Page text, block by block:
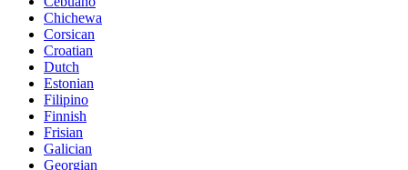
Chichewa
Corsican
Croatian
Dutch
Estonian
Filipino
Finnish
Frisian
Galician
Georgian